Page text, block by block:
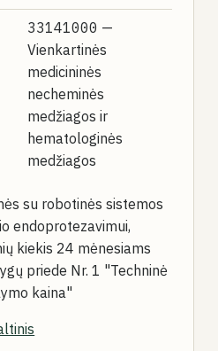
33141000 —
Vienkartinės
medicininės
necheminės
medžiagos ir
hematologinės
medžiagos
su robotinės sistemos
endoprotezavimui,
kiekis 24 mėnesiams
priede Nr. 1 "Techninė
kaina"